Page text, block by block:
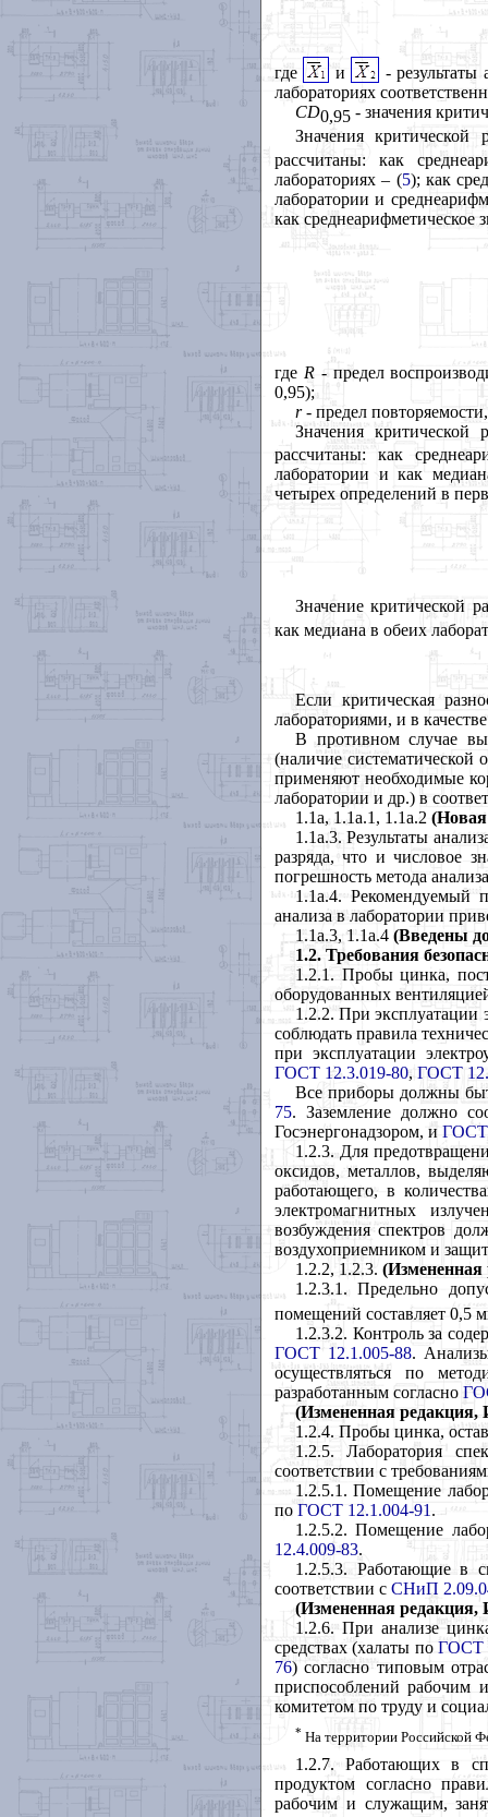
где и
-
лабораториях
CD0,95- значения
Значения критической
рассчитаны: как
лабораториях – (5); как
лаборатории и
как среднеарифметическое
где R- предел
0,95);
r - предел
Значения критической
рассчитаны: как
лаборатории и как
четырех определений в
Значение критической
как медиана в обеих
Если критическая
лабораториями, и в
В противном случае
(наличие
применяют необходимые
лаборатории и др.) в
1.1а, 1.1а.1, 1.1а.2
1.1а.3. Результаты
разряда, что и числовое
погрешность метода
1.1а.4. Рекомендуемый
анализа в лаборатории
1.1а.3, 1.1а.4(Введены
1.2. Требования
1.2.1. Пробы цинка,
оборудованных
1.2.2. При эксплуатации
соблюдать правила
при эксплуатации
ГОСТ 12.3.019-80, ГОСТ
Все приборы должны
75. Заземление должно
Госэнергонадзором, и ГОСТ
1.2.3. Для
оксидов, металлов,
работающего, в
электромагнитных
возбуждения спектров
воздухоприемником и
1.2.2, 1.2.3.
1.2.3.1. Предельно
помещений составляет 0,5
1.2.3.2. Контроль за
ГОСТ 12.1.005-88.
осуществляться по
разработанным согласно
(Измененная
1.2.4. Пробы цинка,
1.2.5. Лаборатория
соответствии с
1.2.5.1. Помещение
по ГОСТ 12.1.004-91 .
1.2.5.2. Помещение
12.4.009-83.
1.2.5.3. Работающие в
соответствии с СНиП
(Измененная
1.2.6. При анализе
средствах (халаты поГОСТ
76) согласно типовым
приспособлений рабочим
комитетом по труду и
* На территории Российской
1.2.7. Работающих в
продуктом согласно
рабочим и служащим,